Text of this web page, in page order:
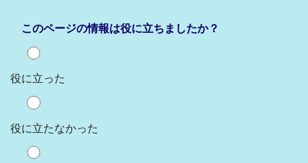
このページの情報は役に立ちましたか？
役に立った
役に立たなかった